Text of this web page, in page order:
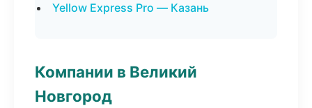
Yellow Express Pro — Казань
Компании в Великий
Новгород